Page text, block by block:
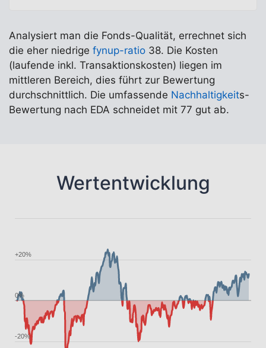
Analysiert man die Fonds-Qualität, errechnet sich
die eher niedrige fynup-ratio 38. Die Kosten
(laufende inkl. Transaktionskosten) liegen im
mittleren Bereich, dies führt zur Bewertung
durchschnittlich. Die umfassende Nachhaltigkeits-
Bewertung nach EDA schneidet mit 77 gut ab.
Wertentwicklung
-20%
0%
+20%